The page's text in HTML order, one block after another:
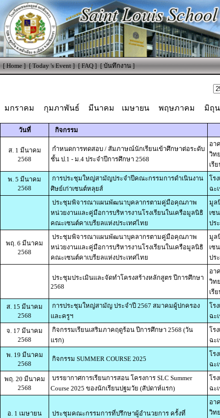
[Home] [Today 's Event] [FAQ] [บันทึกงาน]
มกราคม กุมภาพันธ์ มีนาคม เมษายน พฤษภาคม มิถุ
วันที่ กิจกรรม
ส. 1 มีนาคม
2568
กำหนดการทดสอบ / สัมภาษณ์นักเรียนเข้าศึกษาต่อระดับ
ชั้น ป.1 - ม.4 ประจำปีการศึกษา 2568
อา
วิท
เรี
พ. 5 มีนาคม
2568
การประชุมใหญ่สามัญประจำปีคณะกรรมการดำเนินงาน
ศิษย์เก่าเซนต์หลุยส์
โร
ฉะ
ประชุมพิจารณาแผนพัฒนาบุคลากรตามคู่มือคุณภาพ
หน่วยงานและคู่มือการบริหารงานโรงเรียนในเครือมูลนิธิ
คณะเซนต์คาเบรียลแห่งประเทศไทย
มูล
เซ
ปร
พฤ. 6 มีนาคม
2568
ประชุมพิจารณาแผนพัฒนาบุคลากรตามคู่มือคุณภาพ
หน่วยงานและคู่มือการบริหารงานโรงเรียนในเครือมูลนิธิ
คณะเซนต์คาเบรียลแห่งประเทศไทย
มูล
เซ
ปร
ประชุมประเมินและจัดทำโครงสร้างหลักสูตร ปีการศึกษา
2568
อา
วิท
เรี
ส. 15 มีนาคม
2568
การประชุมใหญ่สามัญ ประจำปี 2567 สมาคมผู้ปกครอง
และครูฯ
โร
ฉะ
จ. 17 มีนาคม
2568
กิจกรรมเรียนเสริมภาคฤดูร้อน ปีการศึกษา 2568 (วัน
แรก)
โร
ฉะ
พ. 19 มีนาคม
2568
กิจกรรม SUMMER COURSE 2025
โร
ฉะ
พฤ. 20 มีนาคม
2568
บรรยากาศการเรียนการสอน โครงการ SLC Summer
Course 2025 ของนักเรียนปฐมวัย (สัปดาห์แรก)
โร
ฉะ
อ. 1 เมษายน
ประชุมคณะกรรมการที่ปรึกษาผู้อำนวยการ ครั้งที่
อา
วิท